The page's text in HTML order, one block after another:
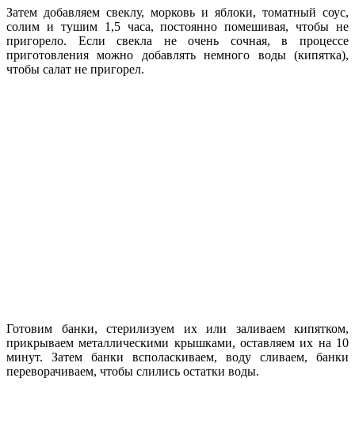
Затем добавляем свеклу, морковь и яблоки, томатный соус,
солим и тушим 1,5 часа, постоянно помешивая, чтобы не
пригорело. Если свекла не очень сочная, в процессе
приготовления можно добавлять немного воды (кипятка),
чтобы салат не пригорел.
Готовим банки, стерилизуем их или заливаем кипятком,
прикрываем металлическими крышками, оставляем их на 10
минут. Затем банки всполаскиваем, воду сливаем, банки
переворачиваем, чтобы слились остатки воды.